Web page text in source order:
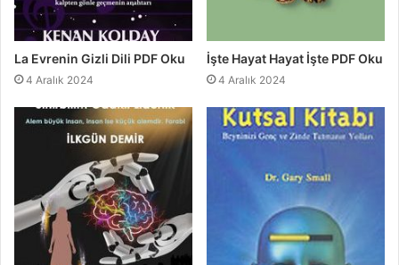
La Evrenin Gizli Dili PDF Oku
4 Aralık 2024
İşte Hayat Hayat İşte PDF Oku
4 Aralık 2024